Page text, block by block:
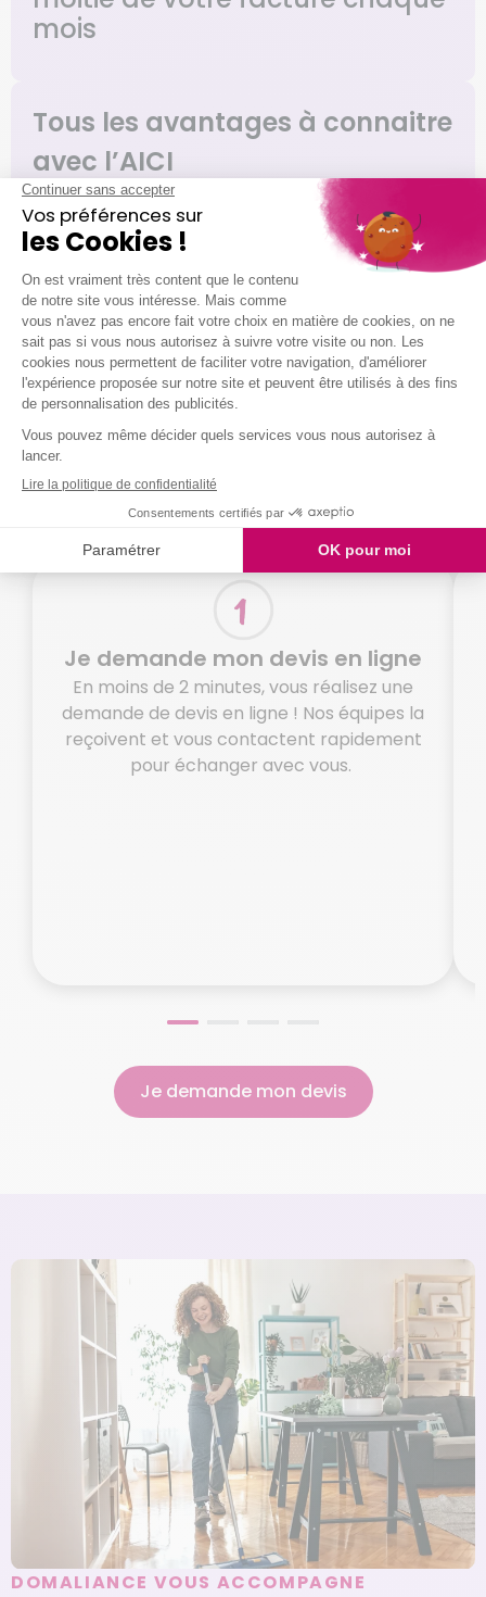
mois
Tous les avantages à connaitre
avec l’AICI
Vous gagnez du pouvoir d’achat
Vous maitrisez la consommation de
votre crédit d’impôt
Le prélèvement automatique simplifie
vos paiements
Comment ça marche ?
Je demande mon devis en ligne
En moins de 2 minutes, vous réalisez une
demande de devis en ligne ! Nos équipes la
reçoivent et vous contactent rapidement
pour échanger avec vous.
Je demande mon devis
DOMALIANCE VOUS ACCOMPAGNE